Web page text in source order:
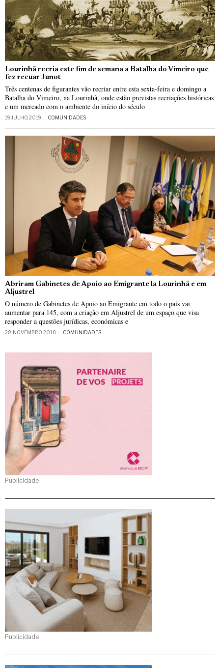
Lourinhã recria este fim de semana a Batalha do Vimeiro que
fez recuar Junot
Três centenas de figurantes vão recriar entre esta sexta-feira e domingo a
Batalha do Vimeiro, na Lourinhã, onde estão previstas recriações históricas
e um mercado com o ambiente do início do século
19 JULHO, 2019 COMUNIDADES
Abriram Gabinetes de Apoio ao Emigrante la Lourinhã e em
Aljustrel
O número de Gabinetes de Apoio ao Emigrante em todo o país vai
aumentar para 145, com a criação em Aljustrel de um espaço que visa
responder a questões jurídicas, económicas e
28 NOVEMBRO, 2018 COMUNIDADES
Publicidade
Publicidade